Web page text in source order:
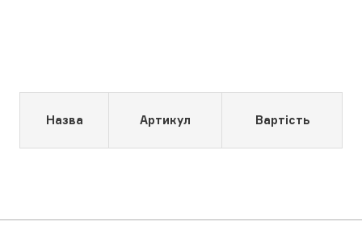
Назва Артикул Вартість